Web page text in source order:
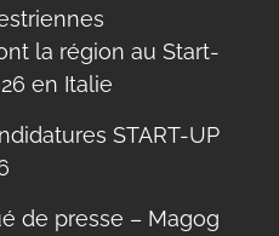
la région au Start-
en Italie
START-UP
de presse – Magog